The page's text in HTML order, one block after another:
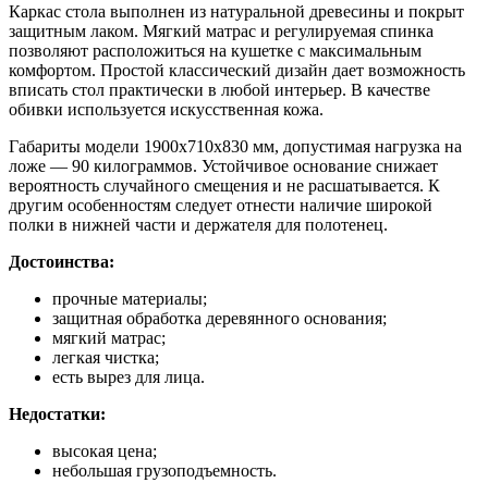
Каркас стола выполнен из натуральной древесины и покрыт
защитным лаком. Мягкий матрас и регулируемая спинка
позволяют расположиться на кушетке с максимальным
комфортом. Простой классический дизайн дает возможность
вписать стол практически в любой интерьер. В качестве
обивки используется искусственная кожа.
Габариты модели 1900х710х830 мм, допустимая нагрузка на
ложе — 90 килограммов. Устойчивое основание снижает
вероятность случайного смещения и не расшатывается. К
другим особенностям следует отнести наличие широкой
полки в нижней части и держателя для полотенец.
Достоинства:
прочные материалы;
защитная обработка деревянного основания;
мягкий матрас;
легкая чистка;
есть вырез для лица.
Недостатки:
высокая цена;
небольшая грузоподъемность.